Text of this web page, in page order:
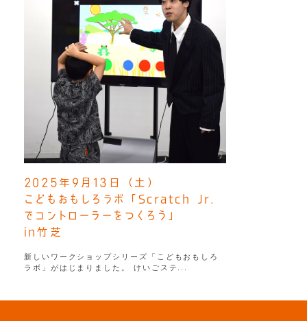
2025年9月13日（土）
こどもおもしろラボ「Scratch Jr.
でコントローラーをつくろう」
in竹芝
新しいワークショップシリーズ「こどもおもしろ
ラボ」がはじまりました。 けいごステ...